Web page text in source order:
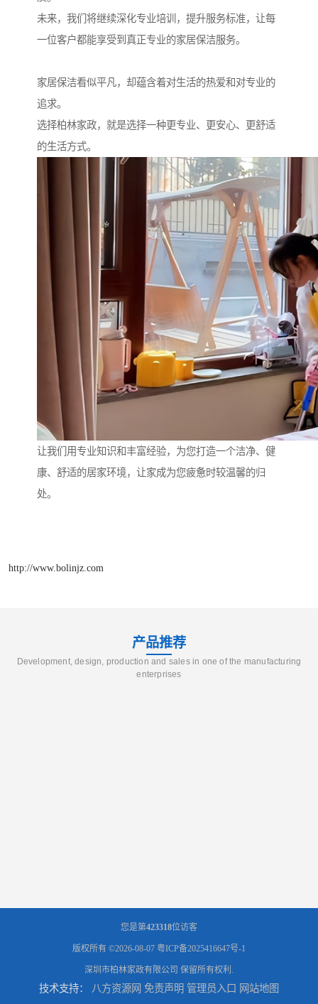
未来，我们将继续深化专业培训，提升服务标准，让每
一位客户都能享受到真正专业的家居保洁服务。
家居保洁看似平凡，却蕴含着对生活的热爱和对专业的
追求。
选择柏林家政，就是选择一种更专业、更安心、更舒适
的生活方式。
让我们用专业知识和丰富经验，为您打造一个洁净、健
康、舒适的居家环境，让家成为您疲惫时较温馨的归
处。
http://www.bolinjz.com
产品推荐
Development, design, production and sales in one of the manufacturing
enterprises
您是第423318位访客
版权所有 ©2026-08-07 粤ICP备2025416647号-1
深圳市柏林家政有限公司 保留所有权利.
技术支持： 八方资源网 免责声明 管理员入口 网站地图